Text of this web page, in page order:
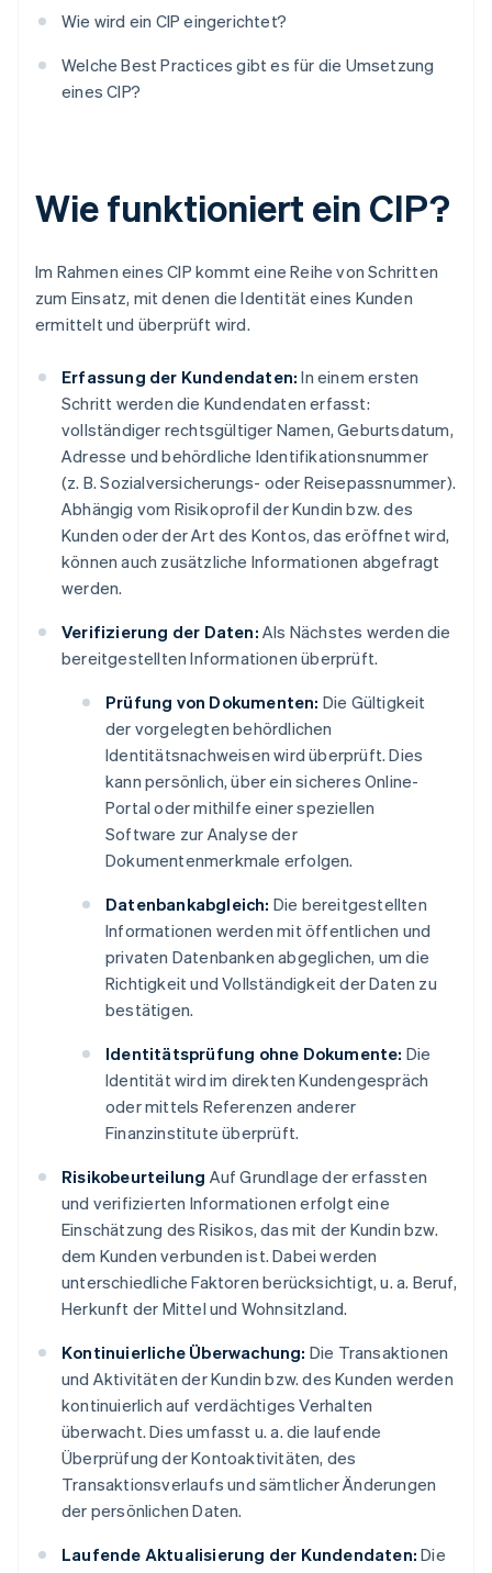
Wie wird ein CIP eingerichtet?
Welche Best Practices gibt es für die Umsetzung
eines CIP?
Wie funktioniert ein CIP?
Im Rahmen eines CIP kommt eine Reihe von Schritten
zum Einsatz, mit denen die Identität eines Kunden
ermittelt und überprüft wird.
Erfassung der Kundendaten: In einem ersten
Schritt werden die Kundendaten erfasst:
vollständiger rechtsgültiger Namen, Geburtsdatum,
Adresse und behördliche Identifikationsnummer
(z. B. Sozialversicherungs- oder Reisepassnummer).
Abhängig vom Risikoprofil der Kundin bzw. des
Kunden oder der Art des Kontos, das eröffnet wird,
können auch zusätzliche Informationen abgefragt
werden.
Verifizierung der Daten: Als Nächstes werden die
bereitgestellten Informationen überprüft.
Prüfung von Dokumenten: Die Gültigkeit
der vorgelegten behördlichen
Identitätsnachweisen wird überprüft. Dies
kann persönlich, über ein sicheres Online-
Portal oder mithilfe einer speziellen
Software zur Analyse der
Dokumentenmerkmale erfolgen.
Datenbankabgleich: Die bereitgestellten
Informationen werden mit öffentlichen und
privaten Datenbanken abgeglichen, um die
Richtigkeit und Vollständigkeit der Daten zu
bestätigen.
Identitätsprüfung ohne Dokumente: Die
Identität wird im direkten Kundengespräch
oder mittels Referenzen anderer
Finanzinstitute überprüft.
Risikobeurteilung Auf Grundlage der erfassten
und verifizierten Informationen erfolgt eine
Einschätzung des Risikos, das mit der Kundin bzw.
dem Kunden verbunden ist. Dabei werden
unterschiedliche Faktoren berücksichtigt, u. a. Beruf,
Herkunft der Mittel und Wohnsitzland.
Kontinuierliche Überwachung: Die Transaktionen
und Aktivitäten der Kundin bzw. des Kunden werden
kontinuierlich auf verdächtiges Verhalten
überwacht. Dies umfasst u. a. die laufende
Überprüfung der Kontoaktivitäten, des
Transaktionsverlaufs und sämtlicher Änderungen
der persönlichen Daten.
Laufende Aktualisierung der Kundendaten: Die